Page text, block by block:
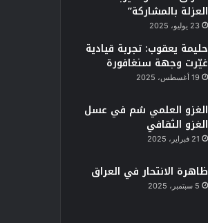
العزلة بالمشاركة”
23 يوليو، 2025
حليمة يعقوب: تجربة قيادية
غيّرت وجهة سنغافورة
19 أغسطس، 2025
الغزو العلمي سُم في عسل
الغزو الثقافي
21 فبراير، 2025
ظاهرة الانتحار في العراق
5 سبتمبر، 2025